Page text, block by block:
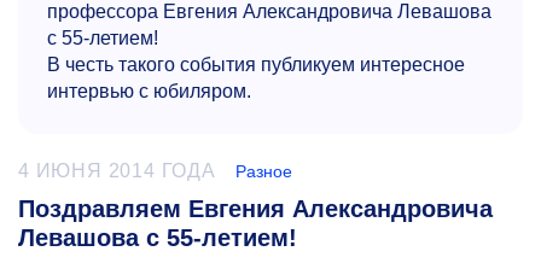
профессора Евгения Александровича Левашова
с 55-летием!
В честь такого события публикуем интересное
интервью с юбиляром.
4 ИЮНЯ 2014 ГОДА Разное
Поздравляем Евгения Александровича
Левашова с 55-летием!